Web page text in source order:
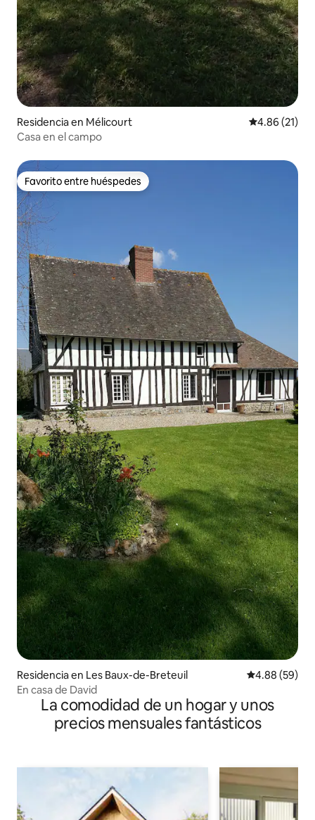
Residencia en Mélicourt Calificación
4.86 (21)
Casa en el campo
Favorito entre huéspedes
Favorito entre huéspedes
Residencia en Les Baux-de-Breteuil Calificación
4.88 (59)
En casa de David
La comodidad de un hogar y unos
precios mensuales fantásticos